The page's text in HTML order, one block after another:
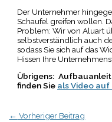
Der Unternehmer
Schaufel greifen wollen.
Problem: Wir von Aluart
selbstverständlich auch
sodass Sie sich auf das
Hissen Ihre
Übrigens:
finden Sie als Video
← Vorheriger Beitrag